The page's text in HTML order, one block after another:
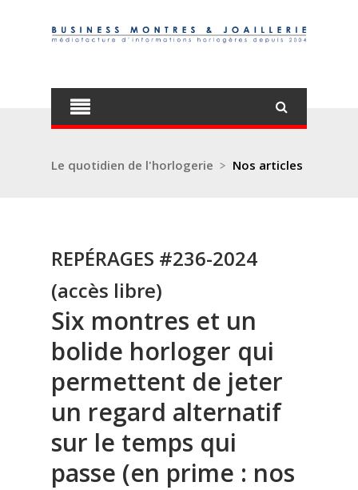
Le quotidien de l'horlogerie > Nos articles
REPÉRAGES #236-2024
(accès libre)
Six montres et un
bolide horloger qui
permettent de jeter
un regard alternatif
sur le temps qui
passe (en prime : nos